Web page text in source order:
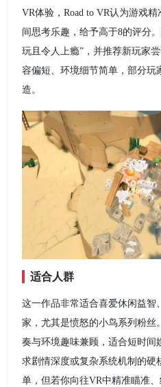
VR体验，Road to VR认为游戏
间思考乐趣，给予高于8的评分
玩且令人上瘾”，并推荐新玩家
容偏短、环境细节简单，部分玩
造。
适合人群
这一作品非常适合喜爱休闲益智
家，尤其是愤怒的小鸟系列粉丝
奏与环境趣味兼顾，适合短时间
求剧情深度或复杂系统机制的硬
单，但若你向往VR中精准瞄准